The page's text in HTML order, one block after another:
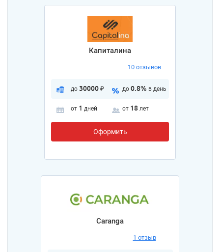
Капиталина
10 отзывов
до 30000 ₽ до 0.8% в день
от 1 дней от 18 лет
Оформить
Caranga
1 отзыв